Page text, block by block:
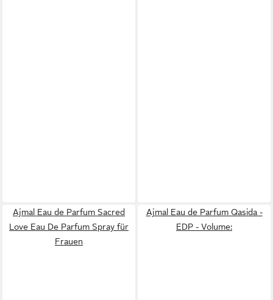
Ajmal Eau de Parfum Sacred
Love Eau De Parfum Spray für
Frauen
Ajmal Eau de Parfum Qasida -
EDP - Volume: